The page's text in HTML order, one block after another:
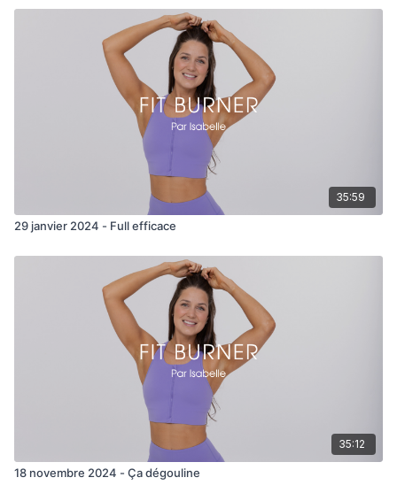
35:59
29 janvier 2024 - Full efficace
35:12
18 novembre 2024 - Ça dégouline